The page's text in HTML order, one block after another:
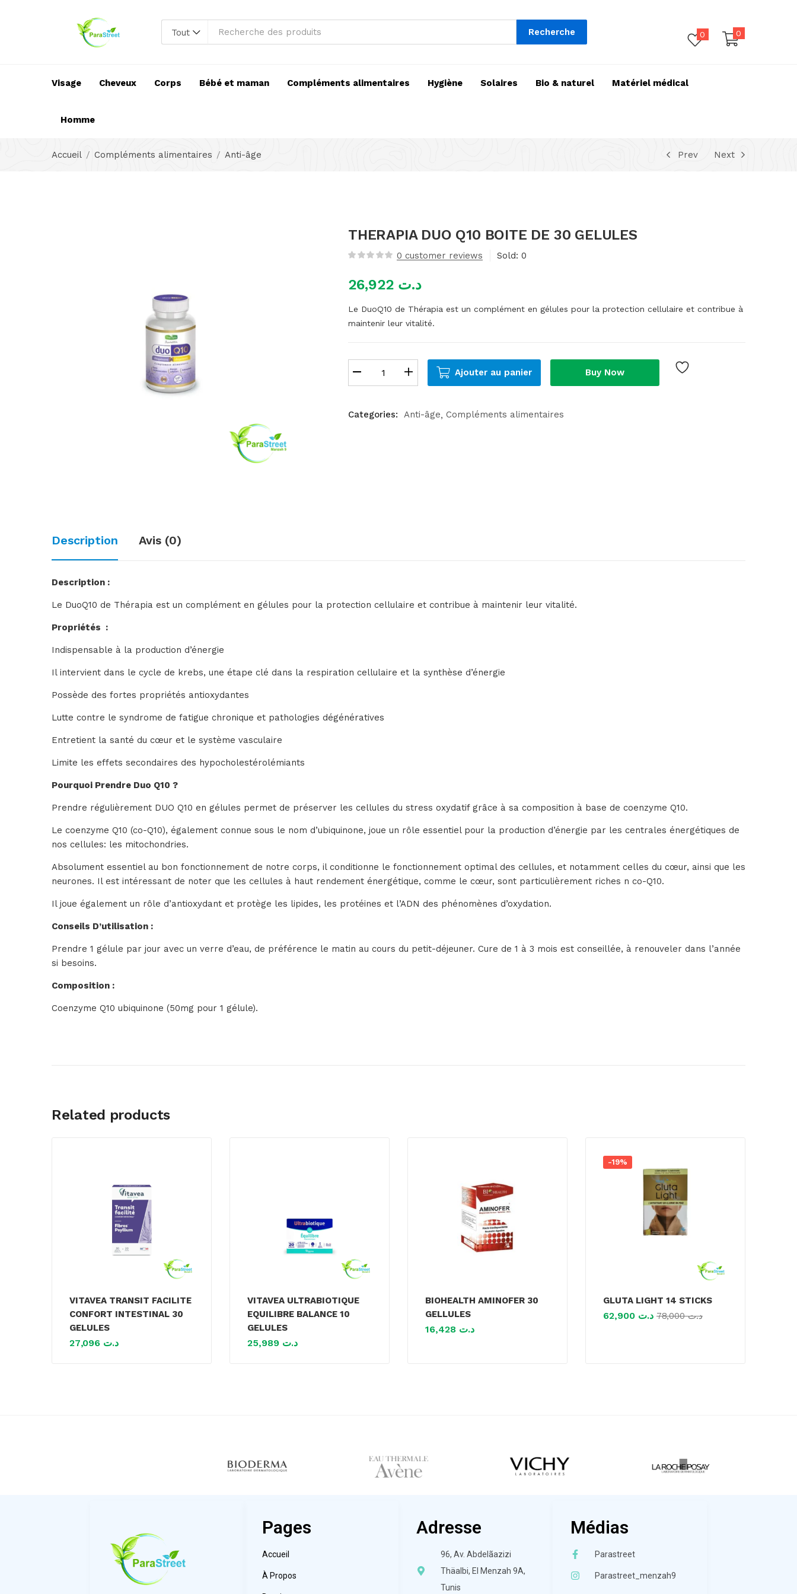
Tout Recherche 0 0
Visage Cheveux Corps Bébé et maman Compléments alimentaires Hygiène Solaires Bio & naturel Matériel médical
Homme
Accueil Compléments alimentaires Anti-âge Prev Next
THERAPIA DUO Q10 BOITE DE 30 GELULES
0 customer reviews Sold: 0
د.ت
Le DuoQ10 de Thérapia est un complément en gélules pour la protection cellulaire et contribue à
maintenir leur vitalité.
Ajouter au panier Buy Now
Categories: Anti-âge Compléments alimentaires
Description Avis (0)
Description :
Le DuoQ10 de Thérapia est un complément en gélules pour la protection cellulaire et contribue à maintenir leur vitalité.
Propriétés :
Indispensable à la production d’énergie
Il intervient dans le cycle de krebs, une étape clé dans la respiration cellulaire et la synthèse d’énergie
Possède des fortes propriétés antioxydantes
Lutte contre le syndrome de fatigue chronique et pathologies dégénératives
Entretient la santé du cœur et le système vasculaire
Limite les effets secondaires des hypocholestérolémiants
Pourquoi Prendre Duo Q10 ?
Prendre régulièrement DUO Q10 en gélules permet de préserver les cellules du stress oxydatif grâce à sa composition à base de coenzyme Q10.
Le coenzyme Q10 (co-Q10), également connue sous le nom d’ubiquinone, joue un rôle essentiel pour la production d’énergie par les centrales énergétiques de
nos cellules: les mitochondries.
Absolument essentiel au bon fonctionnement de notre corps, il conditionne le fonctionnement optimal des cellules, et notamment celles du cœur, ainsi que les
neurones. Il est intéressant de noter que les cellules à haut rendement énergétique, comme le cœur, sont particulièrement riches n co-Q10.
Il joue également un rôle d’antioxydant et protège les lipides, les protéines et l’ADN des phénomènes d’oxydation.
Conseils D’utilisation :
Prendre 1 gélule par jour avec un verre d’eau, de préférence le matin au cours du petit-déjeuner. Cure de 1 à 3 mois est conseillée, à renouveler dans l’année
si besoins.
Composition :
Coenzyme Q10 ubiquinone (50mg pour 1 gélule).
Related products
VITAVEA TRANSIT FACILITE
CONFORT INTESTINAL 30
GELULES
د.ت
VITAVEA ULTRABIOTIQUE
EQUILIBRE BALANCE 10
GELULES
د.ت
BIOHEALTH AMINOFER 30
GELLULES
د.ت
-19%
GLUTA LIGHT 14 STICKS
د.ت د.ت78,000
Pages
Accueil
À Propos
Adresse
96, Av. Abdelãazizi
Thäalbi, El Menzah 9A,
Tunis
Médias
Parastreet
Parastreet_menzah9